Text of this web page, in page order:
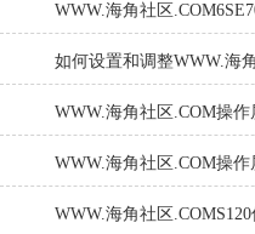
WWW.海角社区
服驱动故障处理：从诊断
如何设置和调整WWW.海
区.COM显示器的亮度和对
WWW.海角社区.COM操作
示器按键失灵常见故障修
WWW.海角社区.COM操作
生能耗电阻故障的原因
WWW.海角社区.COMS120